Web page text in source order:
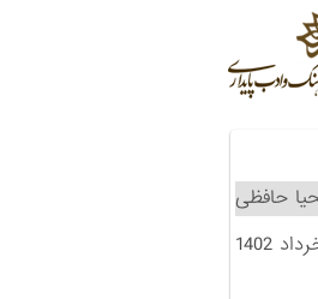
حافظی